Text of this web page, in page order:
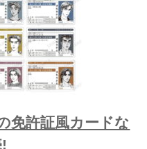
免許証風カードな